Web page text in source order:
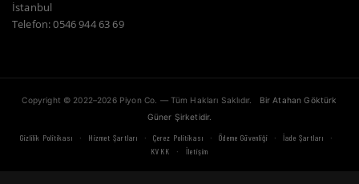
İstanbul
Telefon: 0546 944 63 69
Copyright © 2022–2026 Piyon Co. — Tüm Hakları Saklıdır.
Bir Atahan Göktürk
Güner Şirketidir.
Gizlilik Politikası · Hizmet Şartları · Çerez Politikası · Ödeme Güvenliği · İade Şartları ·
KVKK · İletişim